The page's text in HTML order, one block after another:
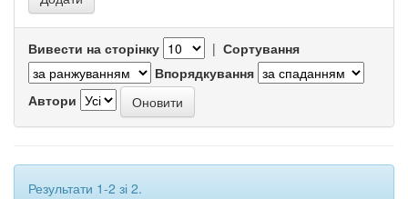
Вивести на сторінку | Сортування
Впорядкування
Автори
Результати 1-2 зі 2.